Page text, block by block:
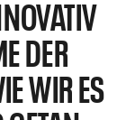
DER
WIR ES